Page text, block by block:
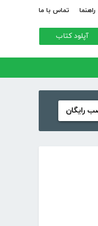
راهنما تماس با ما
آپلود کتاب
رایگان